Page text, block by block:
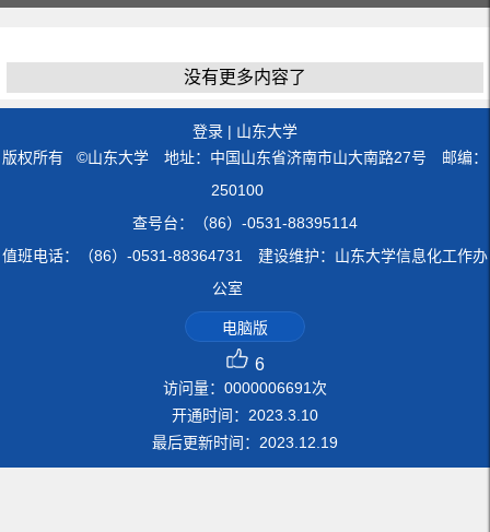
没有更多内容了
登录 | 山东大学
版权所有 ©山东大学 地址：中国山东省济南市山大南路27号 邮编：
250100
查号台：（86）-0531-88395114
值班电话：（86）-0531-88364731 建设维护：山东大学信息化工作办
公室
电脑版
6
访问量： 0000006691次
开通时间： 2023.3.10
最后更新时间： 2023.12.19